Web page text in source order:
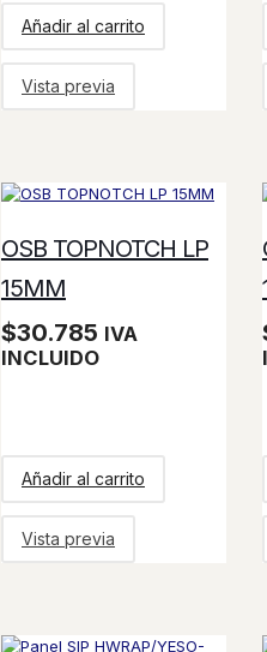
Añadir al carrito
Vista previa
OSB TOPNOTCH LP
15MM
$30.785 IVA
INCLUIDO
Añadir al carrito
Vista previa